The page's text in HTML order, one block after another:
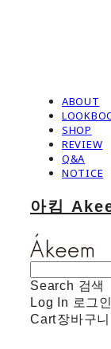
ABOUT
SHOP
REVIEW
Q&A
NOTICE
아킴
Search 검색
Log In 로그인
Cart장바구니